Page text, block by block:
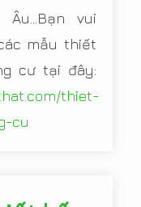
Âu...Bạn vui
mẫu thiết
cư tại đây:
thiet-
cu